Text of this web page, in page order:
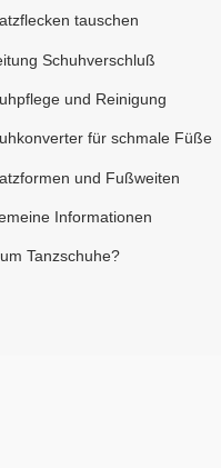
tauschen
Schuhverschluß
und Reinigung
für schmale Füße
und Fußweiten
Informationen
Tanzschuhe?